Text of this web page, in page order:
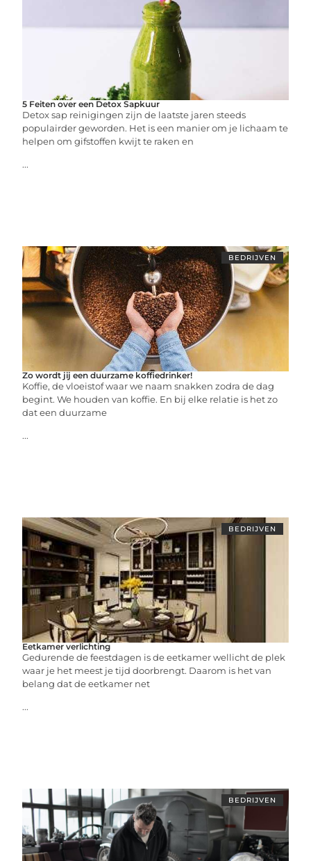
5 Feiten over een Detox Sapkuur
Detox sap reinigingen zijn de laatste jaren steeds
populairder geworden. Het is een manier om je lichaam te
helpen om gifstoffen kwijt te raken en
...
BEDRIJVEN
Zo wordt jij een duurzame koffiedrinker!
Koffie, de vloeistof waar we naam snakken zodra de dag
begint. We houden van koffie. En bij elke relatie is het zo
dat een duurzame
...
BEDRIJVEN
Eetkamer verlichting
Gedurende de feestdagen is de eetkamer wellicht de plek
waar je het meest je tijd doorbrengt. Daarom is het van
belang dat de eetkamer net
...
BEDRIJVEN